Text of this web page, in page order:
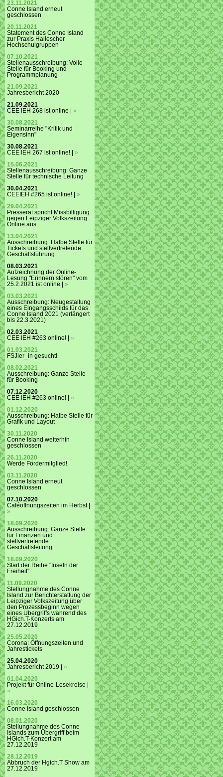
23.11.2021
Conne Island erneut
geschlossen
20.11.2021
Statement des Conne Island
zur Praxis Hallescher
Hochschulgruppen
07.10.2021
Stellenausschreibung: Volle
Stelle für Booking und
Programmplanung
21.09.2021
Jahresbericht 2020
21.09.2021
CEE IEH 268 ist online | »
30.08.2021
Seminarreihe "Kritik und
Eigensinn"
30.08.2021
CEE IEH 267 ist online! | »
15.06.2021
Stellenausschreibung: Ganze
Stelle für technische Leitung
30.04.2021
CEEIEH #265 ist online! | »
29.04.2021
Presserat spricht Missbilligung
gegen Leipziger Volkszeitung
Online aus
13.04.2021
Ausschreibung: Halbe Stelle für
Tickets und stellvertretende
Geschäftsführung
08.03.2021
Aufzeichnung der Online-
Lesung "Erinnern stören" vom
25.2.2021 ist online | »
03.03.2021
Ausschreibung: Neugestaltung
eines Eingangsschilds für das
Conne Island 2021 (verlängert
bis 22.3.2021)
02.03.2021
CEE IEH #263 online! | »
01.03.2021
FSJler_in gesucht!
08.02.2021
Ausschreibung: Ganze Stelle
für Booking
07.12.2020
CEE IEH #263 online! | »
01.12.2020
Ausschreibung: Halbe Stelle für
Grafik und Layout
30.11.2020
Conne Island weiterhin
geschlossen
26.11.2020
Werde Fördermitglied!
03.11.2020
Conne Island erneut
geschlossen
07.10.2020
Caféöffnungszeiten im Herbst |
»
18.09.2020
Ausschreibung: Ganze Stelle
für Finanzen und
stellvertretende
Geschäftsleitung
18.09.2020
Start der Reihe "Inseln der
Freiheit"
11.09.2020
Stellungnahme des Conne
Island zur Berichterstattung der
Leipziger Volkszeitung über
den Prozessbeginn wegen
eines Übergriffs während des
HGich.T-Konzerts am
27.12.2019
25.05.2020
Corona: Öffnungszeiten und
Jahrestickets
25.04.2020
Jahresbericht 2019 | »
01.04.2020
Projekt für Online-Lesekreise |
»
16.03.2020
Conne Island geschlossen
08.01.2020
Stellungnahme des Conne
Islands zum Übergriff beim
HGich.T-Konzert am
27.12.2019
28.12.2019
Abbruch der Hgich.T Show am
27.12.2019